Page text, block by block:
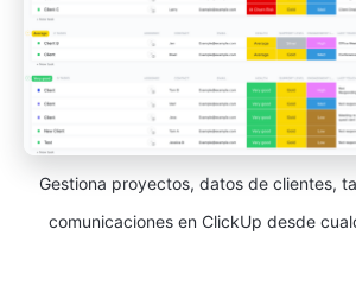
Gestiona proyectos, datos de clientes,
comunicaciones en ClickUp desde